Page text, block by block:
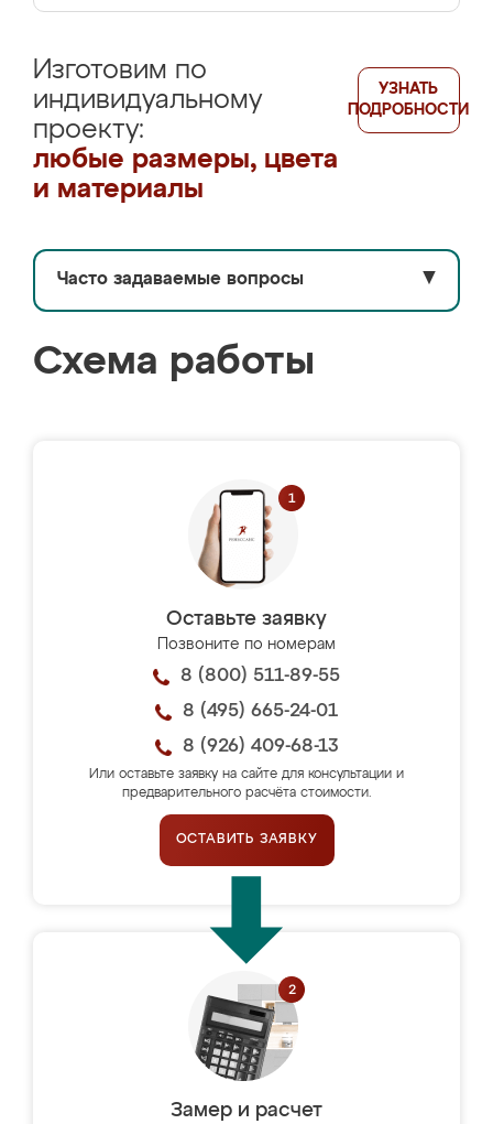
Изготовим по
индивидуальному
проекту:
любые размеры, цвета
и материалы
УЗНАТЬ
ПОДРОБНОСТИ
Часто задаваемые вопросы ▼
Схема работы
Оставьте заявку
Позвоните по номерам
8 (800) 511-89-55
8 (495) 665-24-01
8 (926) 409-68-13
Или оставьте заявку на сайте для консультации и
предварительного расчёта стоимости.
ОСТАВИТЬ ЗАЯВКУ
Замер и расчет